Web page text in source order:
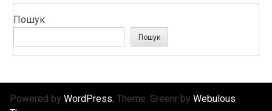
Пошук
Пошук
Powered by WordPress. Theme: Greenr by Webulous